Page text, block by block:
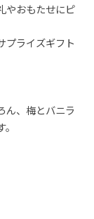
やおもたせにピ
プライズギフト
ん、梅とバニラ